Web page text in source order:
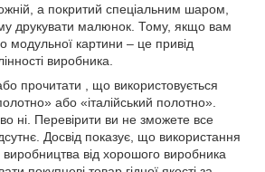
а покритий спеціальним шаром,
друкувати малюнок. Тому, якщо вам
модульної картини – це привід
виробника.
прочитати , що використовується
або «італійський полотно».
ні. Перевірити ви не зможете все
Досвід показує, що використання
виробництва від хорошого виробника